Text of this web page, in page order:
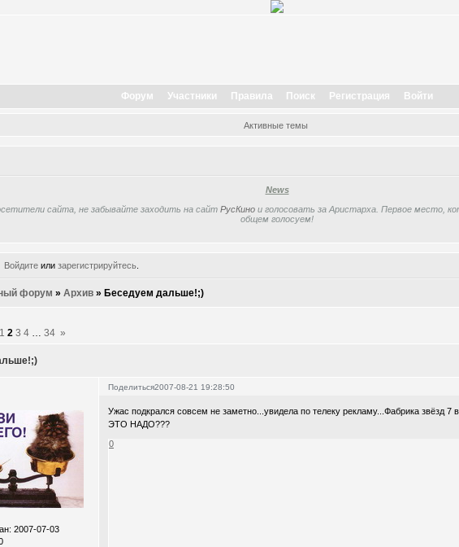
Форум Участники Правила Поиск Регистрация Войти
Активные темы
News
сайта, не забывайте заходить на сайт РусКино и голосовать за Аристарха. Первое место,
общем голосуем!
Войдитеили зарегистрируйтесь.
форум »Архив »Беседуем дальше!;)
1 2 3 4 … 34 »
Поделиться2007-08-21 19:28:50
: 2007-07-03
Ужас подкрался совсем не заметно...увидела по телеку рекламу...Фабрика звёзд
ЭТО НАДО???
0